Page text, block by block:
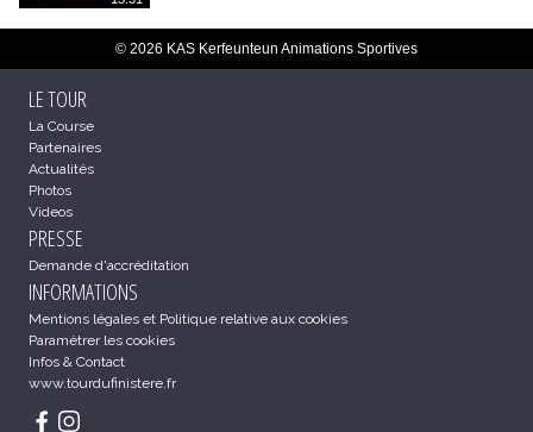
© 2026 KAS Kerfeunteun Animations Sportives
LE TOUR
La Course
Partenaires
Actualités
Photos
Videos
PRESSE
Demande d'accréditation
INFORMATIONS
Mentions légales et Politique relative aux cookies
Paramétrer les cookies
Infos & Contact
www.tourdufinistere.fr